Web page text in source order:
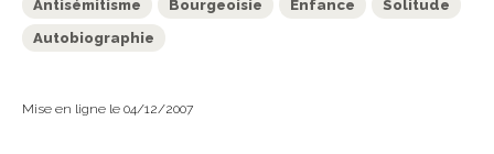
Antisémitisme Bourgeoisie Enfance
Solitude
Autobiographie
Mise en ligne le 04/12/2007